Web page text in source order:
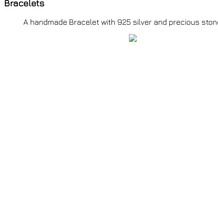
Bracelets
A handmade Bracelet with 925 silver and precious